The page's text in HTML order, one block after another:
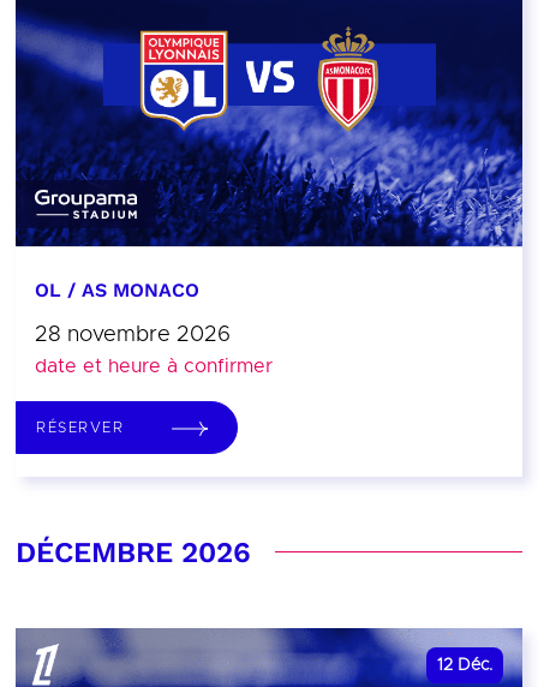
OL / AS MONACO
28 novembre 2026
date et heure à confirmer
RÉSERVER
DÉCEMBRE 2026
12 Déc.